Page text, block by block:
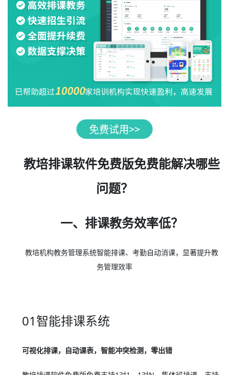
教培排课软件免费版免费能解决哪些
问题？
一、排课教务效率低？
教培机构教务管理系统智能排课、考勤自动消课，显著提升教
务管理效率
01智能排课系统
可视化排课，自动课表，智能冲突检测，零出错